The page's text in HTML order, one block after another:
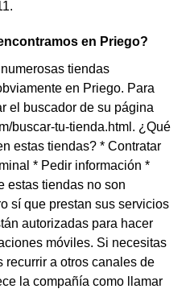
en Priego?
tiendas
en Priego. Para
el buscador de su página
buscar-tu-tienda.html. ¿Qué
estas tiendas? * Contratar
* Pedir información *
estas tiendas no son
sí que prestan sus servicios
autorizadas para hacer
móviles. Si necesitas
recurrir a otros canales de
la compañía como llamar